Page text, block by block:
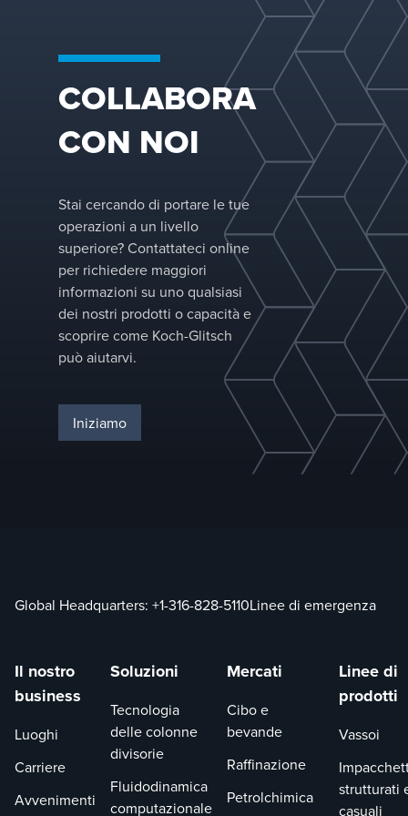
nebbia
due stadi
fornire
capacità di
che
Caduta di
pressione
inferiore
ai cicloni
consente
facile
installazione
attraverso le
passerelle
dei
su misura
serbatoi
orizzontali
COLLABORA
CON NOI
Stai cercando di portare le tue
operazioni a un livello
superiore? Contattateci online
per richiedere maggiori
informazioni su uno qualsiasi
dei nostri prodotti o capacità e
scoprire come Koch-Glitsch
può aiutarvi.
Iniziamo
Global Headquarters: +1-316-828-5110Linee di emergenza
Il nostro
business
Luoghi
Carriere
Avvenimenti
Soluzioni
Tecnologia
delle colonne
divisorie
Fluidodinamica
computazionale
Mercati
Cibo e
bevande
Raffinazione
Petrolchimica
Linee di
prodotti
Vassoi
strutturati
casuali